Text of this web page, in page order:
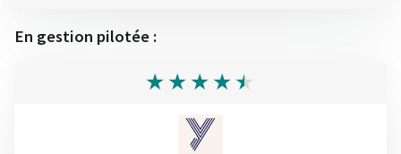
En gestion pilotée :